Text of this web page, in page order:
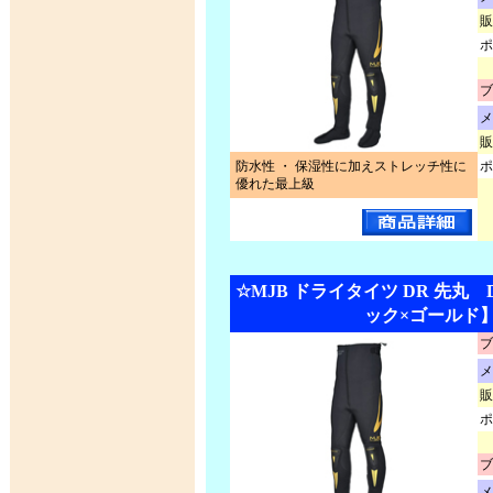
防水性 ・ 保湿性に加えストレッチ性に
優れた最上級
☆MJB ドライタイツ DR 先丸
ック×ゴールド